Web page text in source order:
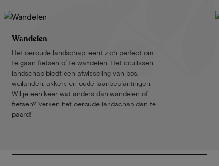
Wandelen
Het oeroude landschap leent zich perfect om
te gaan fietsen of te wandelen. Het coulissen
landschap biedt een afwisseling van bos,
weilanden, akkers en oude laanbeplantingen.
Wil je een keer wat anders dan wandelen of
fietsen? Verken het oeroude landschap dan te
paard!